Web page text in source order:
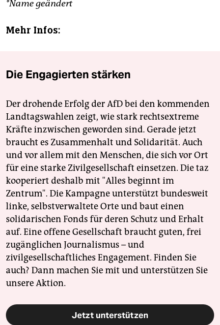
*Name geändert
Mehr Infos:
Die Engagierten stärken
Der drohende Erfolg der AfD bei den kommenden
Landtagswahlen zeigt, wie stark rechtsextreme
Kräfte inzwischen geworden sind. Gerade jetzt
braucht es Zusammenhalt und Solidarität. Auch
und vor allem mit den Menschen, die sich vor Ort
für eine starke Zivilgesellschaft einsetzen. Die taz
kooperiert deshalb mit "Alles beginnt im
Zentrum". Die Kampagne unterstützt bundesweit
linke, selbstverwaltete Orte und baut einen
solidarischen Fonds für deren Schutz und Erhalt
auf. Eine offene Gesellschaft braucht guten, frei
zugänglichen Journalismus – und
zivilgesellschaftliches Engagement. Finden Sie
auch? Dann machen Sie mit und unterstützen Sie
unsere Aktion.
Jetzt unterstützen